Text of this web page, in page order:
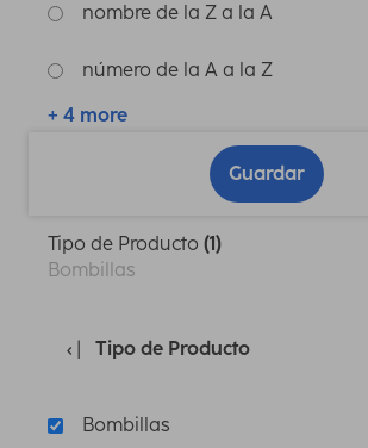
nombre de la Z a la A
número de la A a la Z
+ 4 more
Guardar
Tipo de Producto (1)
Bombillas
Tipo de Producto
Bombillas